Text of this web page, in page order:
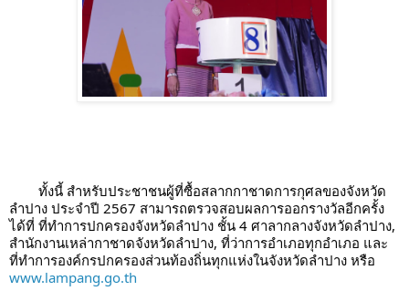
ทั้งนี้ สำหรับประชาชนผู้ที่ซื้อสลากกาชาดการกุศลของจังหวัด
ลำปาง ประจำปี 2567 สามารถตรวจสอบผลการออกรางวัลอีกครั้ง
ได้ที่ ที่ทำการปกครองจังหวัดลำปาง ชั้น 4 ศาลากลางจังหวัดลำปาง,
สำนักงานเหล่ากาชาดจังหวัดลำปาง, ที่ว่าการอำเภอทุกอำเภอ และ
ที่ทำการองค์กรปกครองส่วนท้องถิ่นทุกแห่งในจังหวัดลำปาง หรือ
www.lampang.go.th